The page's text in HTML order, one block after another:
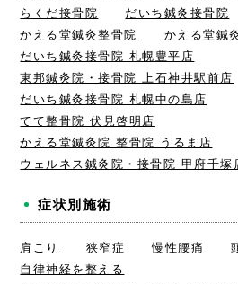
らくだ接骨院
だいち鍼灸接骨院
かえる堂鍼灸整骨院
かえる堂鍼
だいち鍼灸接骨院 札幌豊平店
東邦鍼灸院・接骨院 上石神井駅前店
だいち鍼灸接骨院 札幌中の島店
てて整骨院 伏見啓明店
かえる堂鍼灸院 整骨院 うるま店
ウェルネス鍼灸院・接骨院 甲府千塚
症状別施術
肩こり 狭窄症 慢性腰痛
自律神経を整える